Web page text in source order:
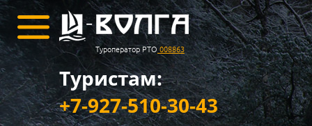
Туроператор РТО 008863
Туристам:
+7-927-510-30-43